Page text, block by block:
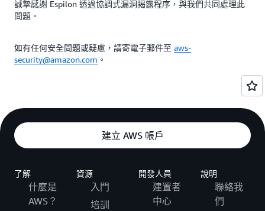
誠摯感謝 Espilon 透過協調式漏洞揭露程序，與我們共同處理此
問題。
如有任何安全問題或疑慮，請寄電子郵件至 aws-
security@amazon.com 。
建立 AWS 帳戶
了解
什麼是
AWS？
資源
入門
培訓
開發人員
建置者
中心
說明
聯絡我
們